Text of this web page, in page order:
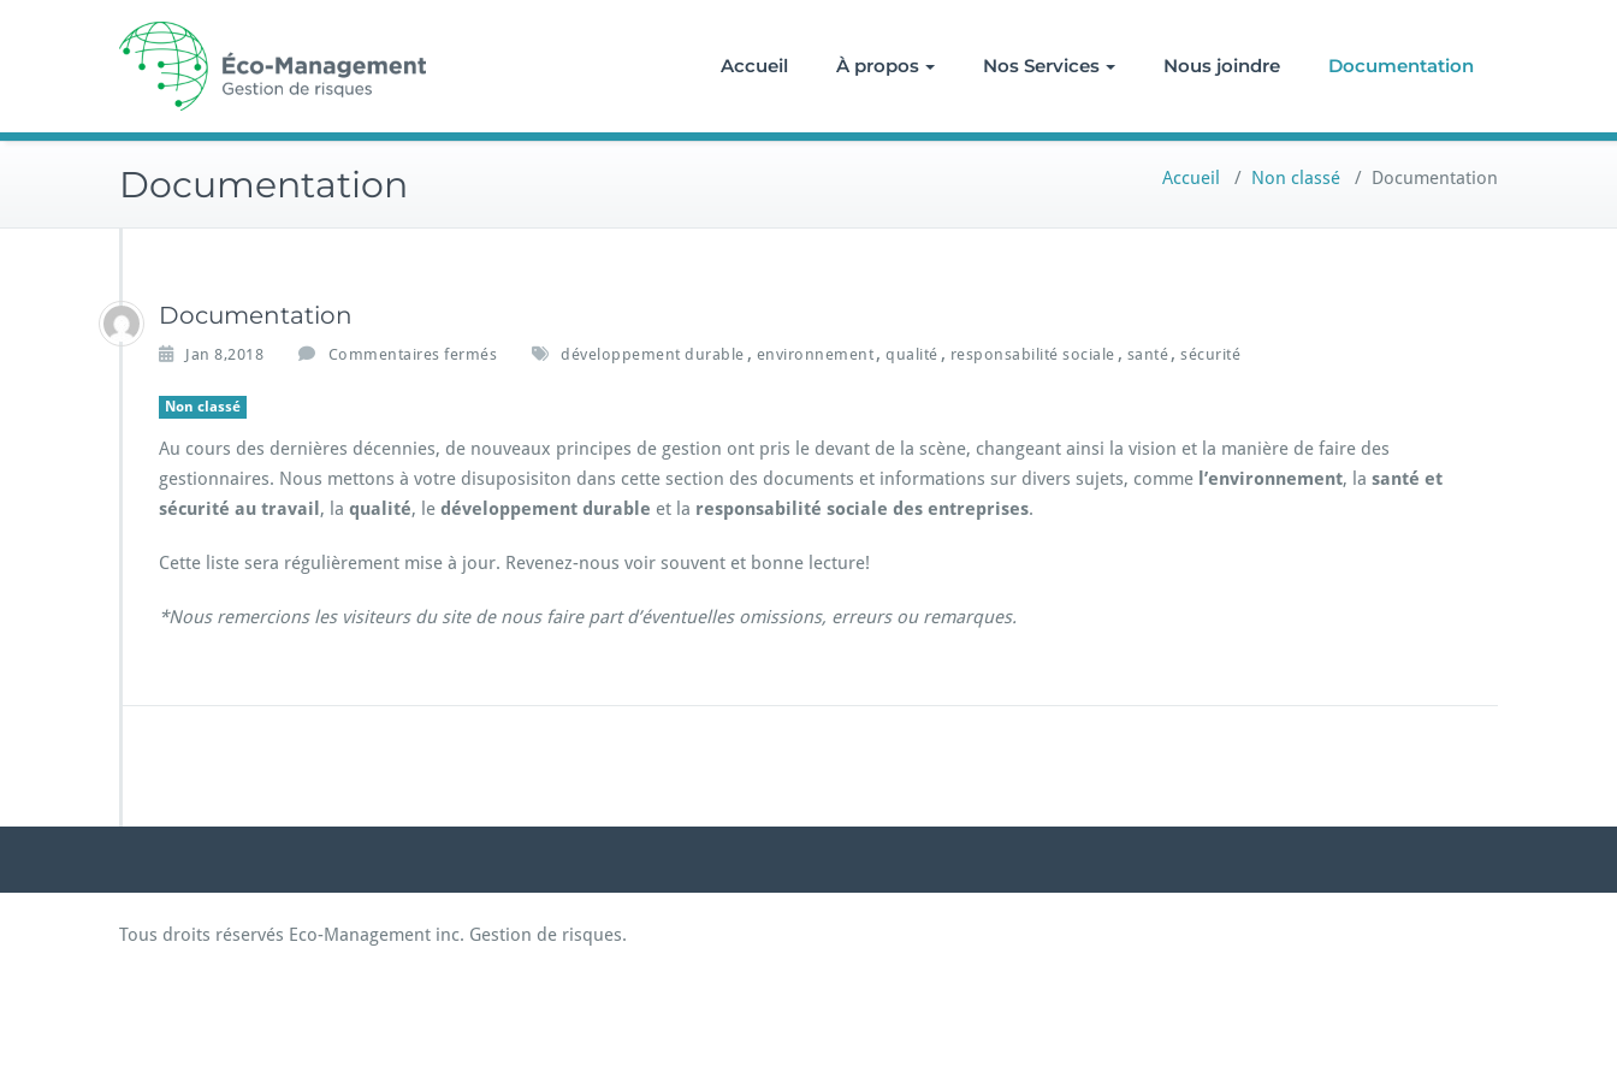
Accueil À propos Nos Services Nous joindre Documentation
Documentation Accueil / Non classé / Documentation
Documentation
Jan 8,2018 Commentaires fermés
o
c
m
n
a
n
développement durable , environnement , qualité , responsabilité sociale , santé , sécurité
Non classé
Au cours des dernières décennies, de nouveaux principes de gestion ont pris le devant de la scène, changeant ainsi la vision et la manière de faire des
gestionnaires. Nous mettons à votre disuposisiton dans cette section des documents et informations sur divers sujets, comme l’environnement, la santé et
sécurité au travail , la qualité, le développement durable et la responsabilité sociale des entreprises.
Cette liste sera régulièrement mise à jour. Revenez-nous voir souvent et bonne lecture!
*Nous remercions les visiteurs du site de nous faire part d’éventuelles omissions, erreurs ou remarques.
Tous droits réservés Eco-Management inc. Gestion de risques.